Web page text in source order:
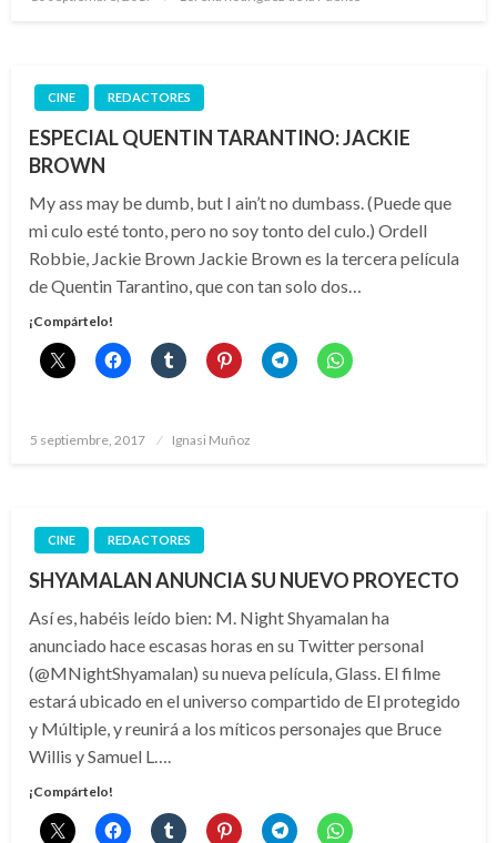
CINE REDACTORES
ESPECIAL QUENTIN TARANTINO: JACKIE
BROWN
My ass may be dumb, but I ain’t no dumbass. (Puede que
mi culo esté tonto, pero no soy tonto del culo.) Ordell
Robbie, Jackie Brown Jackie Brown es la tercera película
de Quentin Tarantino, que con tan solo dos…
¡Compártelo!
Publicado
5 septiembre, 2017 Ignasi Muñoz
CINE REDACTORES
SHYAMALAN ANUNCIA SU NUEVO PROYECTO
Así es, habéis leído bien: M. Night Shyamalan ha
anunciado hace escasas horas en su Twitter personal
(@MNightShyamalan) su nueva película, Glass. El filme
estará ubicado en el universo compartido de El protegido
y Múltiple, y reunirá a los míticos personajes que Bruce
Willis y Samuel L….
¡Compártelo!